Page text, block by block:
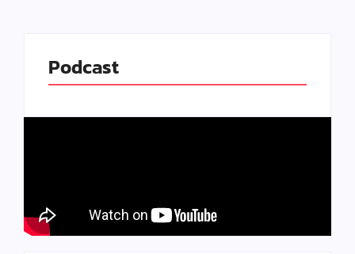
Podcast